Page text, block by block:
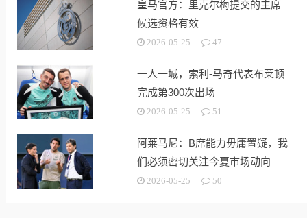
皇马官方：里克尔梅提交的主席
候选资格有效
2026-05-25 47
一人一城，索利-马奇代表布莱顿
完成第300次出场
2026-05-25 51
阿莱马尼：B席能力毋庸置疑，我
们必须密切关注今夏市场动向
2026-05-25 50